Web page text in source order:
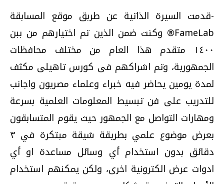
-قدمت السيرة الذاتية عن طربق موقع المسابقة
FameLab® وكنت ضمن الذين تم اختيارهم من ببن
١٤٠٠ متقدم هذا العام من مختلف محافظات
الجمهورية، وتم اشراكهم فى كورس تاهيلى مكثف
لمدة يومين يحاضر فيه خبراء وعلماء مصريون واجانب
للتدريب على فن تبسيط المعلومات العلمية بسرعة
ومهارات التواصل مع الجمهور حيث يقوم المتسابقون
بعرض موضوع علمي بطريقة شيقة مبتكرة في ٣
دقائق بدون استخدام أي وسائل مساعدة او أي
ادوات عرض الكترونية اخرى، ولكن يمكنهم استخدام